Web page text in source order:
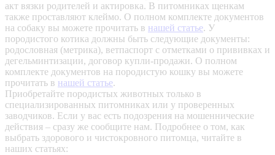
акт вязки родителей и актировка. В питомниках щенкам
также проставляют клеймо. О полном комплекте документов
на собаку вы можете прочитать в нашей статье. У
породистого котика должны быть следующие документы:
родословная (метрика), ветпаспорт с отметками о прививках и
дегельминтизации, договор купли-продажи. О полном
комплекте документов на породистую кошку вы можете
прочитать в нашей статье.
Приобретайте породистых животных только в
специализированных питомниках или у проверенных
заводчиков. Если у вас есть подозрения на мошеннические
действия – сразу же сообщите нам. Подробнее о том, как
выбрать здорового и чистокровного питомца, читайте в
наших статьях: